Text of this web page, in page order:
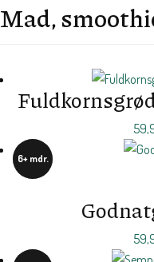
Mad,
6+ mdr.